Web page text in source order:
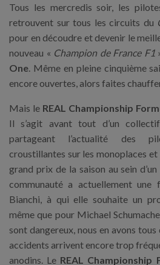
Tous les mercredis soir, les
retrouvent sur tous les circuits du
pour en découdre et devenir le
nouveau « Champion de France F1
One. Même en pleine cinquième
encore ouvertes, alors faites
Mais le REAL Championship
Il s’agit avant tout d’un
partageant l’actualité des
croustillantes sur les monoplaces
grand prix de la saison au sein
communauté a actuellement une
Bianchi, à qui elle souhaite un
même que pour Michael
sont dangereux, nous en avons
accidents arrivent encore trop
anodins. Le REAL Championship